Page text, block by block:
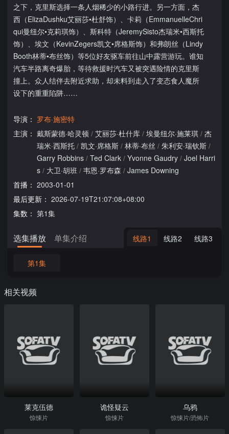
之下，克里斯选择一条人烟稀少的小路行进。另一方面，杰
西（ElizaDushku艾丽莎•杜舒饰）、卡莉（EmmanuelleChri
qui曼纽尔•克莉琪饰）、斯科特（JeremySisto杰瑞米•西斯托
饰）、埃文（KevinZegers凯文•席格斯饰）和弗朗丝（Lindy
Booth林蒂•布丝饰）等5位好友驱车前往山中露营游玩。谁知
汽车半路离奇爆胎，等待救援时汽车又被突遇险情的克里斯
撞上。众人结伴去附近求助，却未料到走入了变态食人魔所
设下的重重陷阱……
导演： 罗布·施密特
主演： 戴斯蒙德·哈灵顿 / 艾丽莎·杜什库 / 埃曼纽尔·施莱琪 / 杰
瑞米·西斯托 / 凯文·席格斯 / 林蒂·布丝 / 朱利安·瑞钦斯 /
Garry Robbins / Ted Clark / Yvonne Gaudry / Joel Harri
s / 大卫·胡班 / 韦恩·罗布森 / James Downing
首播： 2003-01-01
最后更新： 2026-07-19T21:07:08+08:00
集数： 第1集
选集播放 单集介绍 线路1 线路2 线路3
第1集
相关视频
莱克伍德
惊悚片
诡怪疑云
惊悚片
乌鸦
惊悚片/恐怖片